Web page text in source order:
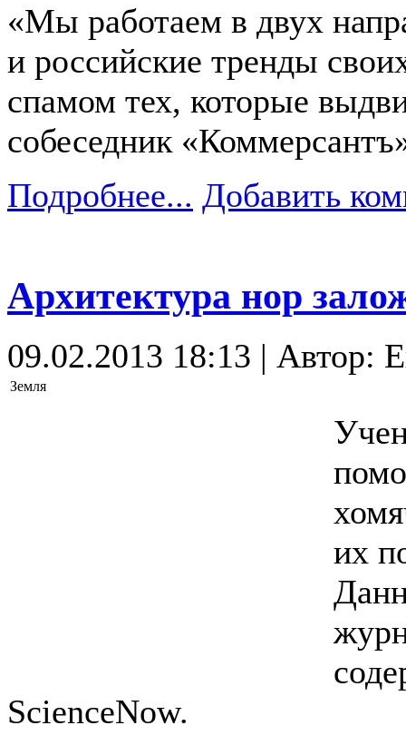
«Мы работаем в двух
и российские тренды
спамом тех, которые
собеседник
Подробнее... Добавить
Архитектура нор
09.02.2013 18:13 | Автор:
Земля
их
ScienceNow.